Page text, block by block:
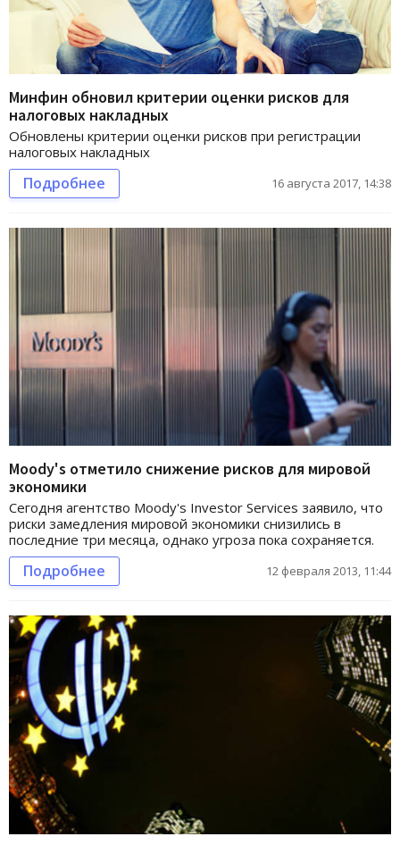
Минфин обновил критерии оценки рисков для
налоговых накладных
Обновлены критерии оценки рисков при регистрации
налоговых накладных
Подробнее 16 августа 2017, 14:38
Moody's отметило снижение рисков для мировой
экономики
Сегодня агентство Moody's Investor Services заявило, что
риски замедления мировой экономики снизились в
последние три месяца, однако угроза пока сохраняется.
Подробнее 12 февраля 2013, 11:44